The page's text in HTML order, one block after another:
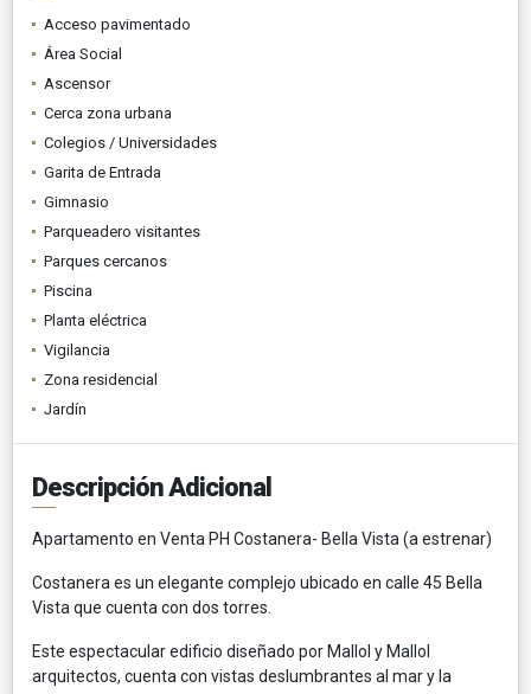
Acceso pavimentado
Área Social
Ascensor
Cerca zona urbana
Colegios / Universidades
Garita de Entrada
Gimnasio
Parqueadero visitantes
Parques cercanos
Piscina
Planta eléctrica
Vigilancia
Zona residencial
Jardín
Descripción Adicional
Apartamento en Venta PH Costanera- Bella Vista (a estrenar)
Costanera es un elegante complejo ubicado en calle 45 Bella
Vista que cuenta con dos torres.
Este espectacular edificio diseñado por Mallol y Mallol
arquitectos, cuenta con vistas deslumbrantes al mar y la